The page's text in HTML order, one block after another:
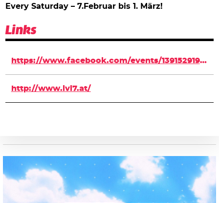
Every Saturday – 7.Februar bis 1. März!
Links
https://www.facebook.com/events/1391529197822693/
http://www.lvl7.at/